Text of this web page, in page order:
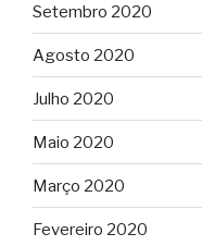
Setembro 2020
Agosto 2020
Julho 2020
Maio 2020
Março 2020
Fevereiro 2020